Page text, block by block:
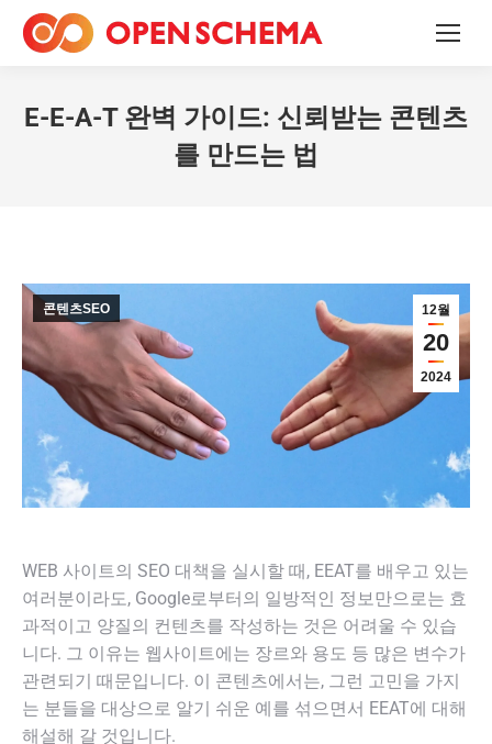
E-E-A-T 완벽 가이드: 신뢰받는 콘텐츠
를 만드는 법
12월
20
2024
콘텐츠SEO
WEB 사이트의 SEO 대책을 실시할 때, EEAT를 배우고 있는
여러분이라도, Google로부터의 일방적인 정보만으로는 효
과적이고 양질의 컨텐츠를 작성하는 것은 어려울 수 있습
니다. 그 이유는 웹사이트에는 장르와 용도 등 많은 변수가
관련되기 때문입니다. 이 콘텐츠에서는, 그런 고민을 가지
는 분들을 대상으로 알기 쉬운 예를 섞으면서 EEAT에 대해
해설해 갈 것입니다.